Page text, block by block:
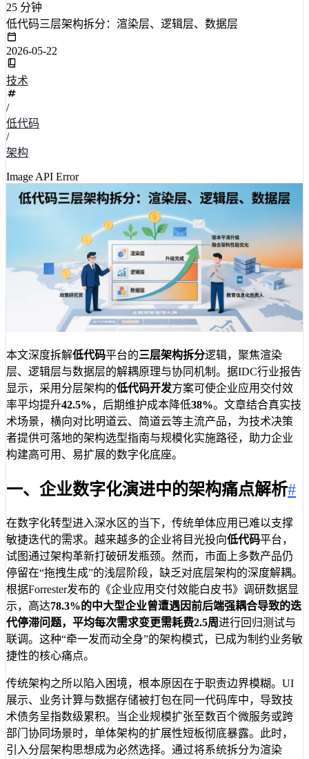
25 分钟
低代码三层架构拆分：渲染层、逻辑层、数据层
2026-05-22
技术
/
低代码
/
架构
Image API Error
本文深度拆解低代码平台的三层架构拆分逻辑，聚焦渲染
层、逻辑层与数据层的解耦原理与协同机制。据IDC行业报告
显示，采用分层架构的低代码开发方案可使企业应用交付效
率平均提升42.5%，后期维护成本降低38%。文章结合真实技
术场景，横向对比明道云、简道云等主流产品，为技术决策
者提供可落地的架构选型指南与规模化实施路径，助力企业
构建高可用、易扩展的数字化底座。
一、企业数字化演进中的架构痛点解析#
在数字化转型进入深水区的当下，传统单体应用已难以支撑
敏捷迭代的需求。越来越多的企业将目光投向低代码平台，
试图通过架构革新打破研发瓶颈。然而，市面上多数产品仍
停留在“拖拽生成”的浅层阶段，缺乏对底层架构的深度解耦。
根据Forrester发布的《企业应用交付效能白皮书》调研数据显
示，高达78.3%的中大型企业曾遭遇因前后端强耦合导致的迭
代停滞问题，平均每次需求变更需耗费2.5周进行回归测试与
联调。这种“牵一发而动全身”的架构模式，已成为制约业务敏
捷性的核心痛点。
传统架构之所以陷入困境，根本原因在于职责边界模糊。UI
展示、业务计算与数据存储被打包在同一代码库中，导致技
术债务呈指数级累积。当企业规模扩张至数百个微服务或跨
部门协同场景时，单体架构的扩展性短板彻底暴露。此时，
引入分层架构思想成为必然选择。通过将系统拆分为渲染